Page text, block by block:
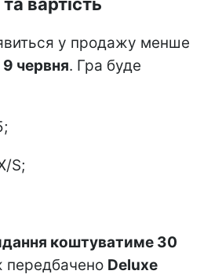
вартість
у продажу менше
9 червня. Гра буде
S;
коштуватиме 30
передбачено Deluxe